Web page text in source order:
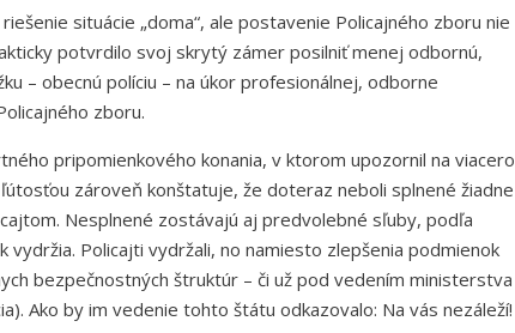
situácie „doma“, ale postavenie Policajného zboru nie
potvrdilo svoj skrytý zámer posilniť menej odbornú,
– obecnú políciu – na úkor profesionálnej, odborne
zboru.
pripomienkového konania, v ktorom upozornil na viacero
zároveň konštatuje, že doteraz neboli splnené žiadne
Nesplnené zostávajú aj predvolebné sľuby, podľa
vydržia. Policajti vydržali, no namiesto zlepšenia podmienok
bezpečnostných štruktúr – či už pod vedením ministerstva
Ako by im vedenie tohto štátu odkazovalo: Na vás nezáleží!